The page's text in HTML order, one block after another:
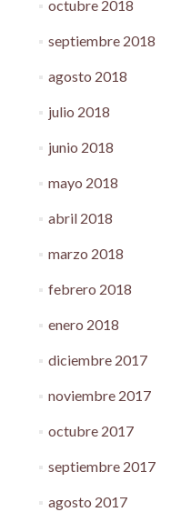
octubre 2018
septiembre 2018
agosto 2018
julio 2018
junio 2018
mayo 2018
abril 2018
marzo 2018
febrero 2018
enero 2018
diciembre 2017
noviembre 2017
octubre 2017
septiembre 2017
agosto 2017